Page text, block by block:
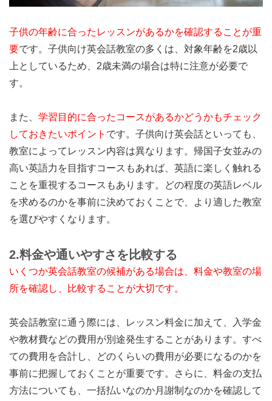
子供の年齢に合ったレッスンがあるかを確認することが重
要です。子供向け英会話教室の多くは、対象年齢を2歳以
上としているため、2歳未満の場合は特に注意が必要で
す。
また、 学習目的に合ったコースがあるかどうかもチェック
しておきたいポイント です。子供向け英会話といっても、
教室によってレッスン内容は異なります。帰国子女並みの
高い英語力を目指すコースもあれば、英語に楽しく触れる
ことを重視するコースもあります。どの程度の英語レベル
を求めるのかを事前に決めておくことで、より適した教室
を選びやすくなります。
2.料金や通いやすさを比較する
いくつか英会話教室の候補がある場合は、料金や教室の場
所を確認し、比較することが大切です。
英会話教室に通う際には、レッスン料金に加えて、入学金
や教材費などの費用が別途発生することがあります。すべ
ての費用を合計し、どのくらいの費用が必要になるのかを
事前に把握しておくことが重要です。さらに、料金の支払
方法についても、一括払いなのか月謝制なのかを確認して